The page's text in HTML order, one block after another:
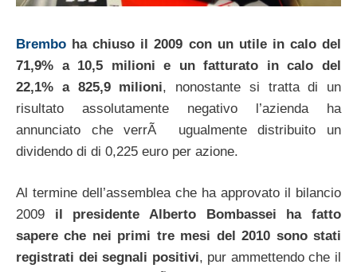
Brembo ha chiuso il 2009 con un utile in calo del
71,9% a 10,5 milioni e un fatturato in calo del
22,1% a 825,9 milioni, nonostante si tratta di un
risultato assolutamente negativo l’azienda ha
annunciato che verrÃ ugualmente distribuito un
dividendo di di 0,225 euro per azione.
Al termine dell’assemblea che ha approvato il bilancio
2009 il presidente Alberto Bombassei ha fatto
sapere che nei primi tre mesi del 2010 sono stati
registrati dei segnali positivi, pur ammettendo che il